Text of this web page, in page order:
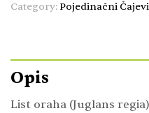
Category: Pojedinačni Čajevi
Opis
List oraha (Juglans